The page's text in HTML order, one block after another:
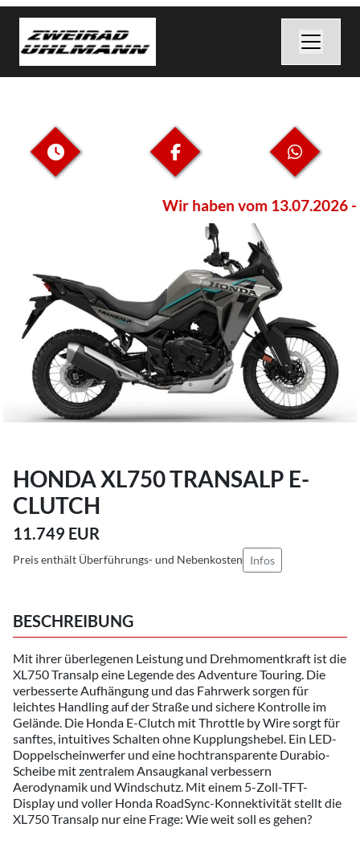
Wir haben vom 13.07.2026 -
HONDA XL750 TRANSALP E-
CLUTCH
11.749 EUR
Preis enthält Überführungs- und Nebenkosten Infos
BESCHREIBUNG
Mit ihrer überlegenen Leistung und Drehmomentkraft ist die
XL750 Transalp eine Legende des Adventure Touring. Die
verbesserte Aufhängung und das Fahrwerk sorgen für
leichtes Handling auf der Straße und sichere Kontrolle im
Gelände. Die Honda E-Clutch mit Throttle by Wire sorgt für
sanftes, intuitives Schalten ohne Kupplungshebel. Ein LED-
Doppelscheinwerfer und eine hochtransparente Durabio-
Scheibe mit zentralem Ansaugkanal verbessern
Aerodynamik und Windschutz. Mit einem 5-Zoll-TFT-
Display und voller Honda RoadSync-Konnektivität stellt die
XL750 Transalp nur eine Frage: Wie weit soll es gehen?